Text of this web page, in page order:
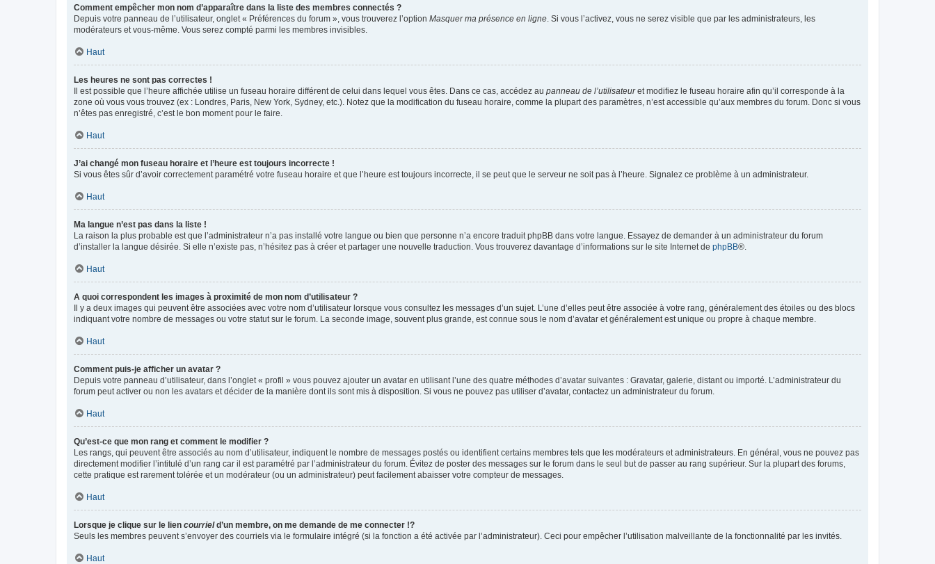
Comment empêcher mon nom d’apparaître dans la liste des membres connectés ?
Depuis votre panneau de l’utilisateur, onglet « Préférences du forum », vous trouverez l’option Masquer ma présence en ligne. Si vous l’activez, vous ne serez visible que par les administrateurs, les
modérateurs et vous-même. Vous serez compté parmi les membres invisibles.
Haut
Les heures ne sont pas correctes !
Il est possible que l’heure affichée utilise un fuseau horaire différent de celui dans lequel vous êtes. Dans ce cas, accédez au panneau de l’utilisateuret modifiez le fuseau horaire afin qu’il corresponde à la
zone où vous vous trouvez (ex : Londres, Paris, New York, Sydney, etc.). Notez que la modification du fuseau horaire, comme la plupart des paramètres, n’est accessible qu’aux membres du forum. Donc si vous
n’êtes pas enregistré, c’est le bon moment pour le faire.
Haut
J’ai changé mon fuseau horaire et l’heure est toujours incorrecte !
Si vous êtes sûr d’avoir correctement paramétré votre fuseau horaire et que l’heure est toujours incorrecte, il se peut que le serveur ne soit pas à l’heure. Signalez ce problème à un administrateur.
Haut
Ma langue n’est pas dans la liste !
La raison la plus probable est que l’administrateur n’a pas installé votre langue ou bien que personne n’a encore traduit phpBB dans votre langue. Essayez de demander à un administrateur du forum
d’installer la langue désirée. Si elle n’existe pas, n’hésitez pas à créer et partager une nouvelle traduction. Vous trouverez davantage d’informations sur le site Internet de phpBB®.
Haut
A quoi correspondent les images à proximité de mon nom d’utilisateur ?
Il y a deux images qui peuvent être associées avec votre nom d’utilisateur lorsque vous consultez les messages d’un sujet. L’une d’elles peut être associée à votre rang, généralement des étoiles ou des blocs
indiquant votre nombre de messages ou votre statut sur le forum. La seconde image, souvent plus grande, est connue sous le nom d’avatar et généralement est unique ou propre à chaque membre.
Haut
Comment puis-je afficher un avatar ?
Depuis votre panneau d’utilisateur, dans l’onglet « profil » vous pouvez ajouter un avatar en utilisant l’une des quatre méthodes d’avatar suivantes : Gravatar, galerie, distant ou importé. L’administrateur du
forum peut activer ou non les avatars et décider de la manière dont ils sont mis à disposition. Si vous ne pouvez pas utiliser d’avatar, contactez un administrateur du forum.
Haut
Qu’est-ce que mon rang et comment le modifier ?
Les rangs, qui peuvent être associés au nom d’utilisateur, indiquent le nombre de messages postés ou identifient certains membres tels que les modérateurs et administrateurs. En général, vous ne pouvez pas
directement modifier l’intitulé d’un rang car il est paramétré par l’administrateur du forum. Évitez de poster des messages sur le forum dans le seul but de passer au rang supérieur. Sur la plupart des forums,
cette pratique est rarement tolérée et un modérateur (ou un administrateur) peut facilement abaisser votre compteur de messages.
Haut
Lorsque je clique sur le lien courrield’un membre, on me demande de me connecter !?
Seuls les membres peuvent s’envoyer des courriels via le formulaire intégré (si la fonction a été activée par l’administrateur). Ceci pour empêcher l’utilisation malveillante de la fonctionnalité par les invités.
Haut